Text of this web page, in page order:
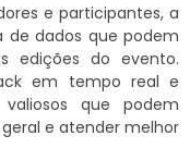
e participantes, a
de dados que podem
edições do evento.
em tempo real e
que podem
e atender melhor